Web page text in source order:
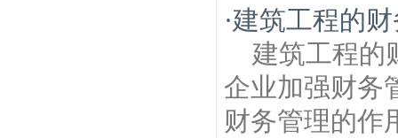
·建筑工程的
建筑工程的
企业加强财务
财务管理的作